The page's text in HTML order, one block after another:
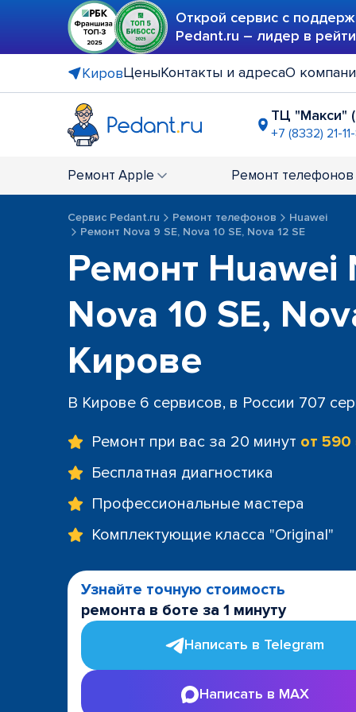
Открой сервис с
Pedant.ru – лидер в
КировЦеныКонтакты и адресаО
ТЦ "Макси"
+7 (8332) 21-
+7 (8332) 21-
Ремонт Apple Ремонт телефонов
Сервис Pedant.ru Ремонт телефонов
Huawei
Ремонт Nova 9 SE, Nova 10 SE, Nova 12 SE
Ремонт Huawei
Nova 10 SE,
Кирове
В Кирове 6 сервисов, в России 707
Ремонт при вас за 20 минут от 590
Бесплатная диагностика
Профессиональные мастера
Комплектующие класса "Original"
Узнайте точную стоимость
ремонта в боте за 1 минуту
Написать в Telegram
Написать в MAX